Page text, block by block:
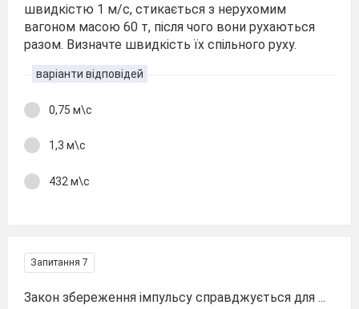
швидкістю 1 м/с, стикається з нерухомим
вагоном масою 60 т, після чого вони рухаються
разом. Визначте швидкість їх спільного руху.
варіанти відповідей
0,75 м\с
1,3 м\с
432 м\с
Запитання 7
Закон збереження імпульсу справджується для ...